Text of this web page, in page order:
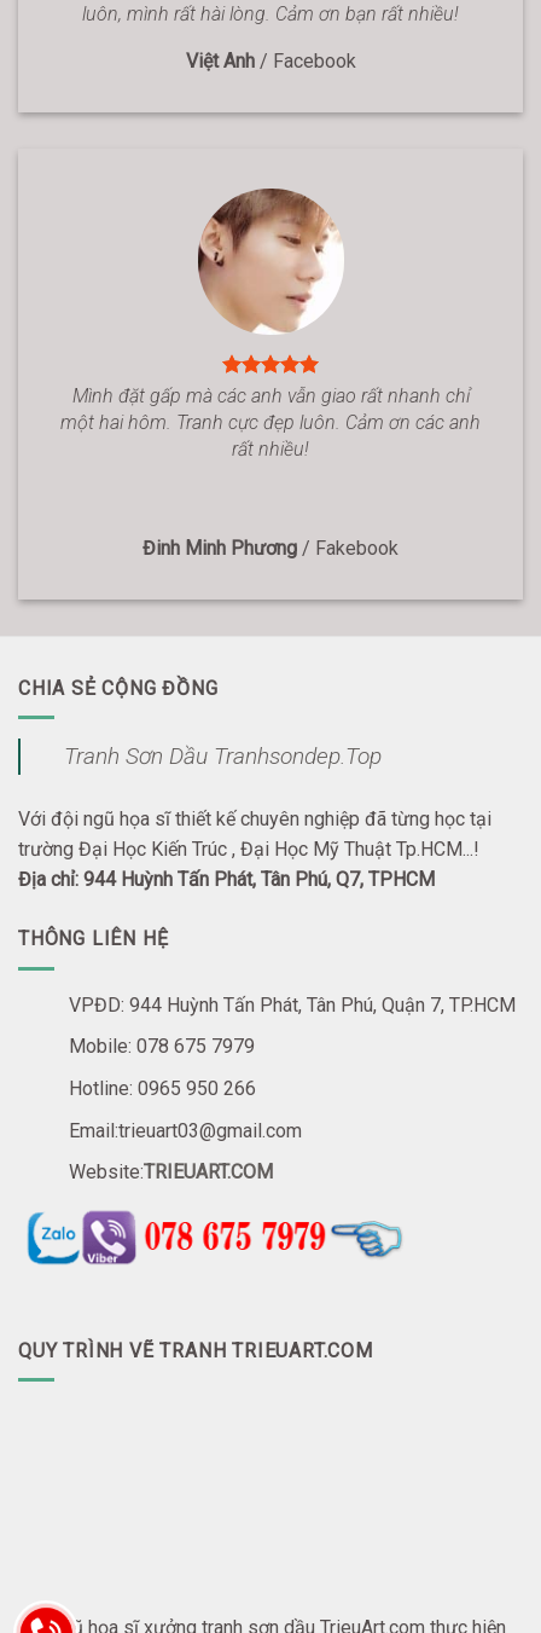
luôn, mình rất hài lòng. Cảm ơn bạn rất nhiều!
Việt Anh / Facebook
Mình đặt gấp mà các anh vẫn giao rất nhanh chỉ
một hai hôm. Tranh cực đẹp luôn. Cảm ơn các anh
rất nhiều!
Đinh Minh Phương / Fakebook
CHIA SẺ CỘNG ĐỒNG
Tranh Sơn Dầu Tranhsondep.Top
Với đội ngũ họa sĩ thiết kế chuyên nghiệp đã từng học tại
trường Đại Học Kiến Trúc , Đại Học Mỹ Thuật Tp.HCM...!
Địa chỉ: 944 Huỳnh Tấn Phát, Tân Phú, Q7, TPHCM
THÔNG LIÊN HỆ
VPĐD: 944 Huỳnh Tấn Phát, Tân Phú, Quận 7, TP.HCM
Mobile: 078 675 7979
Hotline: 0965 950 266
Email:trieuart03@gmail.com
Website:TRIEUART.COM
QUY TRÌNH VẼ TRANH TRIEUART.COM
Đội ngũ họa sĩ xưởng tranh sơn dầu TrieuArt.com thực hiện